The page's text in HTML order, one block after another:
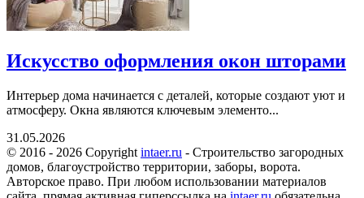
Искусство оформления окон шторами
Интерьер дома начинается с деталей, которые создают уют и
атмосферу. Окна являются ключевым элементо...
31.05.2026
© 2016 - 2026 Copyright intaer.ru - Cтроительство загородных
домов, благоустройство территории, заборы, ворота.
Авторское право. При любом использовании материалов